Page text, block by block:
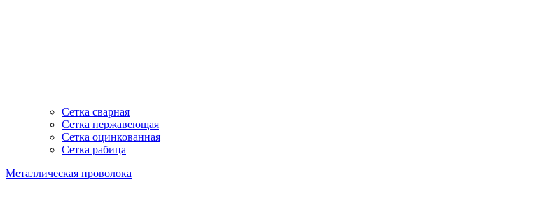
Сетка сварная
Сетка нержавеющая
Сетка оцинкованная
Сетка рабица
Металлическая проволока